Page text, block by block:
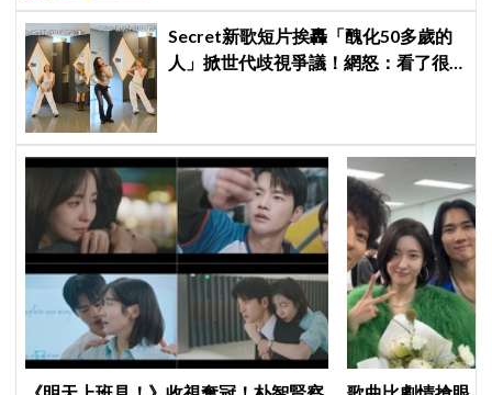
Secret新歌短片挨轟「醜化50多歲的
人」掀世代歧視爭議！網怒：看了很